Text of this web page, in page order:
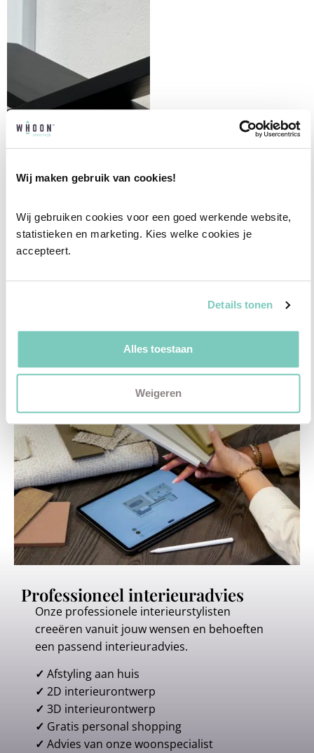
Wij maken gebruik van cookies!
Wij gebruiken cookies voor een goed werkende website,
statistieken en marketing. Kies welke cookies je
accepteert.
Details tonen
Alles toestaan
Weigeren
vanaf:€62,95
Professioneel interieuradvies
Onze professionele interieurstylisten
creeëren vanuit jouw wensen en behoeften
een passend interieuradvies.
✓ Afstyling aan huis
✓ 2D interieurontwerp
✓ 3D interieurontwerp
✓ Gratis personal shopping
✓ Advies van onze woonspecialist